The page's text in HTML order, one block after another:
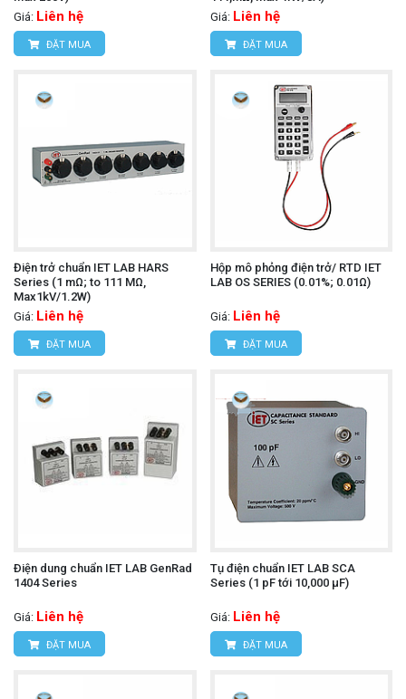
Giá: Liên hệ
ĐẶT MUA
Giá: Liên hệ
ĐẶT MUA
Điện trở chuẩn IET LAB HARS
Series (1 mΩ; to 111 MΩ,
Max1kV/1.2W)
Giá: Liên hệ
ĐẶT MUA
Hộp mô phỏng điện trở/ RTD IET
LAB OS SERIES (0.01%; 0.01Ω)
Giá: Liên hệ
ĐẶT MUA
Ðiện dung chuẩn IET LAB GenRad
1404 Series
Giá: Liên hệ
ĐẶT MUA
Tụ điện chuẩn IET LAB SCA
Series (1 pF tới 10,000 µF)
Giá: Liên hệ
ĐẶT MUA